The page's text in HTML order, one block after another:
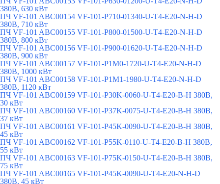
380В, 630 кВт
ПЧ VF-101 ABC00154 VF-101-P710-01340-U-T4-E20-N-H-D
380В, 710 кВт
ПЧ VF-101 ABC00155 VF-101-P800-01500-U-T4-E20-N-H-D
380В, 800 кВт
ПЧ VF-101 ABC00156 VF-101-P900-01620-U-T4-E20-N-H-D
380В, 900 кВт
ПЧ VF-101 ABC00157 VF-101-P1M0-1720-U-T4-E20-N-H-D
380В, 1000 кВт
ПЧ VF-101 ABC00158 VF-101-P1M1-1980-U-T4-E20-N-H-D
380В, 1120 кВт
ПЧ VF-101 ABC00159 VF-101-P30K-0060-U-T4-E20-B-H 380В,
30 кВт
ПЧ VF-101 ABC00160 VF-101-P37K-0075-U-T4-E20-B-H 380В,
37 кВт
ПЧ VF-101 ABC00161 VF-101-P45K-0090-U-T4-E20-B-H 380В,
45 кВт
ПЧ VF-101 ABC00162 VF-101-P55K-0110-U-T4-E20-B-H 380В,
55 кВт
ПЧ VF-101 ABC00163 VF-101-P75K-0150-U-T4-E20-B-H 380В,
75 кВт
ПЧ VF-101 ABC00165 VF-101-P45K-0090-U-T4-E20-N-H-D
380В, 45 кВт